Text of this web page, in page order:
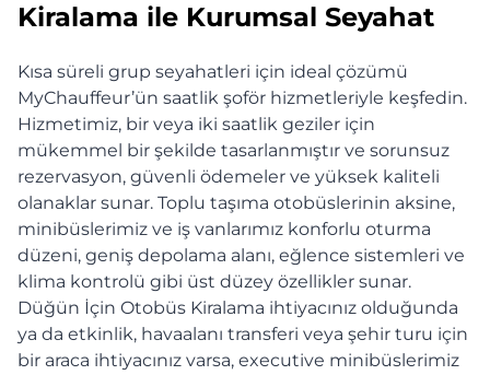
Kiralama ile Kurumsal Seyahat
Kısa süreli grup seyahatleri için ideal çözümü
MyChauffeur’ün saatlik şoför hizmetleriyle keşfedin.
Hizmetimiz, bir veya iki saatlik geziler için
mükemmel bir şekilde tasarlanmıştır ve sorunsuz
rezervasyon, güvenli ödemeler ve yüksek kaliteli
olanaklar sunar. Toplu taşıma otobüslerinin aksine,
minibüslerimiz ve iş vanlarımız konforlu oturma
düzeni, geniş depolama alanı, eğlence sistemleri ve
klima kontrolü gibi üst düzey özellikler sunar.
Düğün İçin Otobüs Kiralama ihtiyacınız olduğunda
ya da etkinlik, havaalanı transferi veya şehir turu için
bir araca ihtiyacınız varsa, executive minibüslerimiz